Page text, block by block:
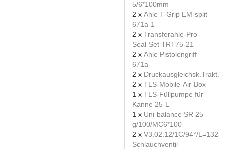
5/6*100mm
2 x Ahle T-Grip EM-split
671a-1
2 x Transferahle-Pro-
Seal-Set TRT75-21
2 x Ahle Pistolengriff
671a
2 x Druckausgleichsk.Trakt.
2 x TLS-Mobile-Air-Box
1 x TLS-Füllpumpe für
Kanne 25-L
1 x Uni-balance SR 25
g/100/MC6*100
2 x V3.02.12/1C/94°/L=132
Schlauchventil